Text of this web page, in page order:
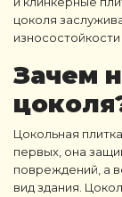
цоколя
Зачем
цоколя
Цокольная плитка
первых, она
повреждений, а
вид здания.